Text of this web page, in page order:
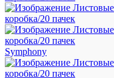
Symphony